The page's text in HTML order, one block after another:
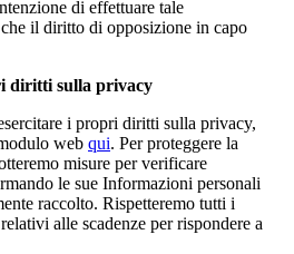
di effettuare tale
il diritto di opposizione in capo
diritti sulla privacy
i propri diritti sulla privacy,
web qui. Per proteggere la
misure per verificare
le sue Informazioni personali
raccolto. Rispetteremo tutti i
alle scadenze per rispondere a